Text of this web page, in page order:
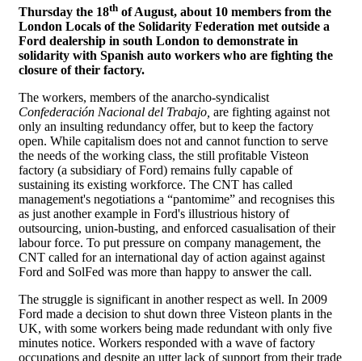
Thursday the 18th of August, about 10 members from the
London Locals of the Solidarity Federation met outside a
Ford dealership in south London to demonstrate in
solidarity with Spanish auto workers who are fighting the
closure of their factory.
The workers, members of the anarcho-syndicalist
Confederación Nacional del Trabajo are fighting against not
only an insulting redundancy offer, but to keep the factory
open. While capitalism does not and cannot function to serve
the needs of the working class, the still profitable Visteon
factory (a subsidiary of Ford) remains fully capable of
sustaining its existing workforce. The CNT has called
management's negotiations a “pantomime” and recognises this
as just another example in Ford's illustrious history of
outsourcing, union-busting, and enforced casualisation of their
labour force. To put pressure on company management, the
CNT called for an international day of action against against
Ford and SolFed was more than happy to answer the call.
The struggle is significant in another respect as well. In 2009
Ford made a decision to shut down three Visteon plants in the
UK, with some workers being made redundant with only five
minutes notice. Workers responded with a wave of factory
occupations and despite an utter lack of support from their trade